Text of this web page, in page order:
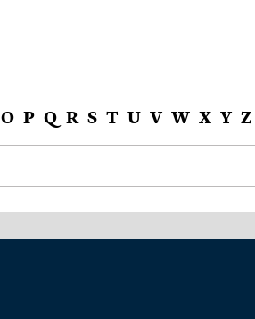
O P Q R S T U V W X Y Z